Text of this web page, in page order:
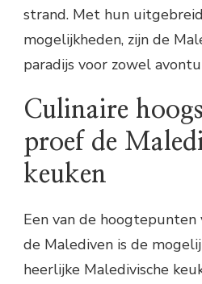
strand. Met hun
mogelijkheden, zijn de
paradijs voor zowel
Culinaire
proef de
keuken
Een van de
de Malediven is de
heerlijke Maledivische